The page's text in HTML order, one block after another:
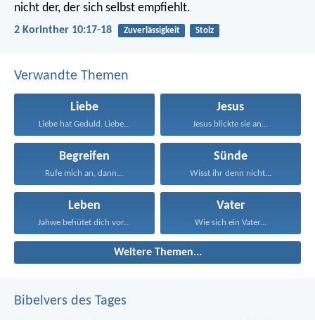
nicht der, der sich selbst empfiehlt.
2 Korinther 10:17-18 Zuverlässigkeit Stolz
Verwandte Themen
Liebe
Liebe hat Geduld. Liebe...
Jesus
Jesus blickte sie an...
Begreifen
Rufe mich an, dann...
Sünde
Wisst ihr denn nicht...
Leben
Jahwe behütet dich vor...
Vater
Wie sich ein Vater...
Weitere Themen...
Bibelvers des Tages